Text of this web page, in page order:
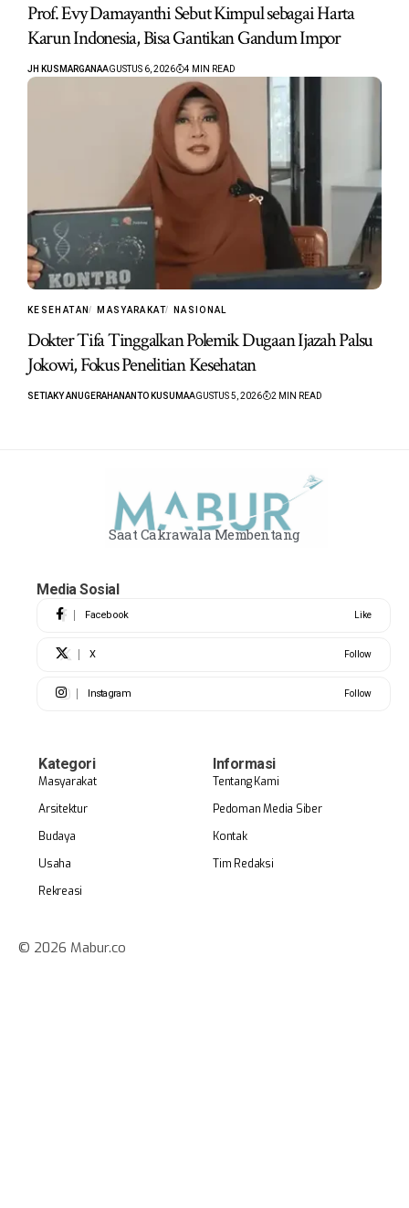
Prof. Evy Damayanthi Sebut Kimpul sebagai Harta
Karun Indonesia, Bisa Gantikan Gandum Impor
JH KUSMARGANAAGUSTUS 6, 2026 4 MIN READ
KESEHATAN MASYARAKAT NASIONAL
Dokter Tifa Tinggalkan Polemik Dugaan Ijazah Palsu
Jokowi, Fokus Penelitian Kesehatan
SETIAKY ANUGERAHANANTO KUSUMAAGUSTUS 5, 2026 2 MIN READ
Saat Cakrawala Membentang
Media Sosial
Facebook Like
X Follow
Instagram Follow
Kategori
Masyarakat
Arsitektur
Budaya
Usaha
Rekreasi
Informasi
Tentang Kami
Pedoman Media Siber
Kontak
Tim Redaksi
© 2026 Mabur.co